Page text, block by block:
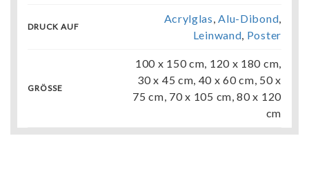
DRUCK AUF
Acrylglas,Alu-Dibond,
Leinwand, Poster
GRÖSSE
100 x 150 cm, 120 x 180 cm,
30 x 45 cm, 40 x 60 cm, 50 x
75 cm, 70 x 105 cm, 80 x 120
cm